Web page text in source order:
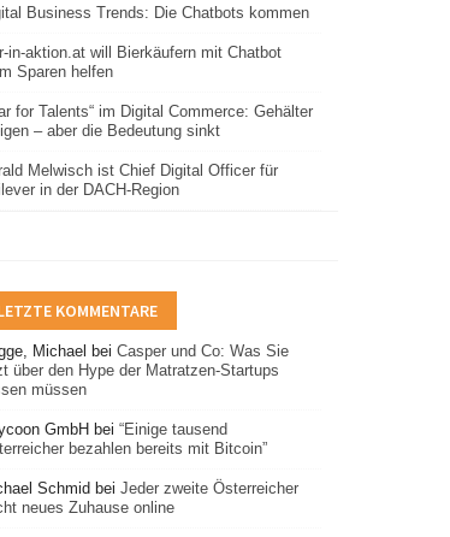
Business Trends: Die Chatbots kommen
in-aktion.at will Bierkäufern mit Chatbot
Sparen helfen
for Talents“ im Digital Commerce: Gehälter
– aber die Bedeutung sinkt
Melwisch ist Chief Digital Officer für
in der DACH-Region
KOMMENTARE
Michael bei Casper und Co: Was Sie
über den Hype der Matratzen-Startups
müssen
GmbH bei “Einige tausend
bezahlen bereits mit Bitcoin”
Schmid bei Jeder zweite Österreicher
neues Zuhause online